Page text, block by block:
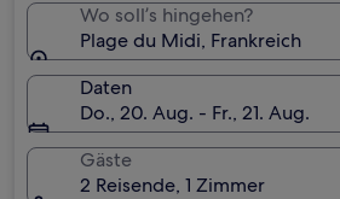
Wo soll’s hingehen?
Plage du Midi, Frankreich
Daten
Do., 20. Aug. - Fr., 21. Aug.
Gäste
2 Reisende, 1 Zimmer